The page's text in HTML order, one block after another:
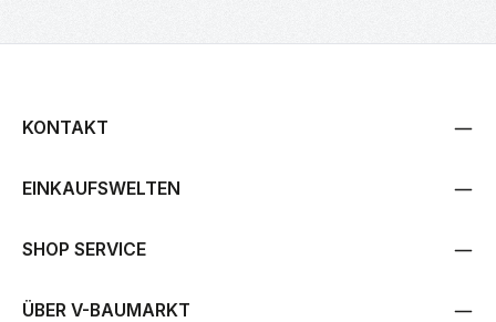
KONTAKT
EINKAUFSWELTEN
SHOP SERVICE
ÜBER V-BAUMARKT